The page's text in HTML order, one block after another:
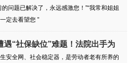
的问题已解决了，永远感激您！”“我常和姐姐
定去看望您 ”
遇“社保缺位”难题！法院出手为
安全网、社会稳定器，是劳动者老有所养的